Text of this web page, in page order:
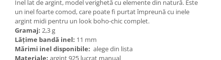
Bijuterii turmaline
Bijuterii morganit
Inel lat de argint, model verighetă cu elemente din natură. Este
un inel foarte comod, care poate fi purtat împreună cu inele
argint midi pentru un look boho-chic complet.
Gramaj: 2,3 g
Lățime bandă inel: 11 mm
Mărimi inel disponibile: alege din lista
Materiale: argint 925 lucrat manual